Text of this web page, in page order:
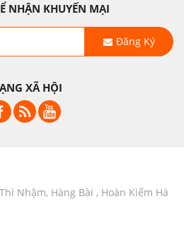
NHẬN KHUYẾN MẠI
Đăng Ký
XÃ HỘI
Nhậm, Hàng Bài , Hoàn Kiếm Hà